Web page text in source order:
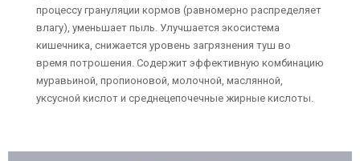
процессу грануляции кормов (равномерно распределяет
влагу), уменьшает пыль. Улучшается экосистема
кишечника, снижается уровень загрязнения туш во
время потрошения. Содержит эффективную комбинацию
муравьиной, пропионовой, молочной, маслянной,
уксусной кислот и среднецепочечные жирные кислоты.